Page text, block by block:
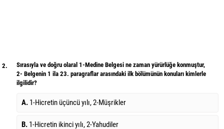
2.
Sırasıyla ve doğru olaral 1-Medine Belgesi ne zaman yürürlüğe konmuştur,
2- Belgenin 1 ila 23. paragraflar arasındaki ilk bölümünün konuları kimlerle
ilgilidir?
A. 1-Hicretin üçüncü yılı, 2-Müşrikler
B. 1-Hicretin ikinci yılı, 2-Yahudiler